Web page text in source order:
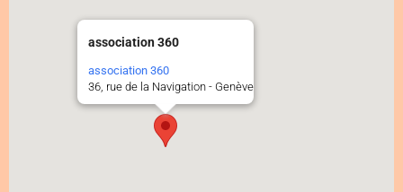
association 360
association 360
36, rue de la Navigation - Genève